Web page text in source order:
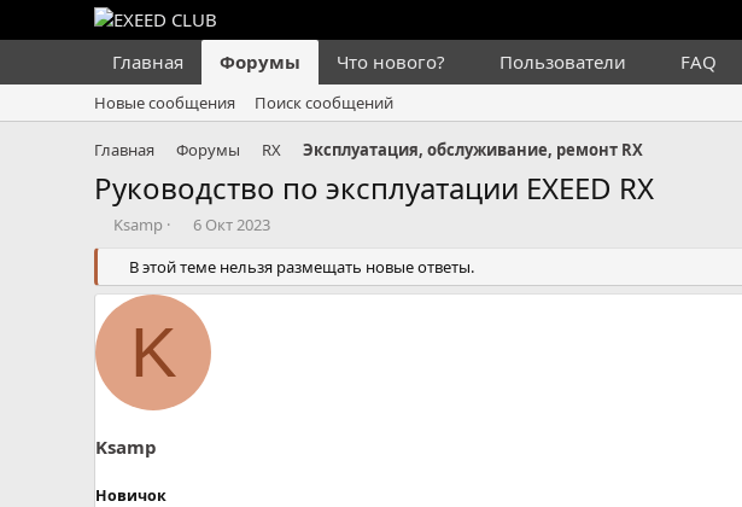
Главная Форумы Что нового? Пользователи FAQ
Новые сообщения Поиск сообщений
Главная Форумы RX Эксплуатация, обслуживание, ремонт RX
Руководство по эксплуатации EXEED RX
А
о
р
ы
Ksamp
Д
т
а
н
л
6 Окт 2023
В этой теме нельзя размещать новые ответы.
K
Ksamp
Новичок